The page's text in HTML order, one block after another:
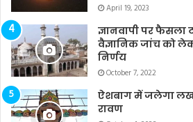
April 19, 2023
ज्ञानवापी पर फैसला
वैज्ञानिक जांच को
निर्णय
October 7, 2022
ऐशबाग में जलेगा
रावण